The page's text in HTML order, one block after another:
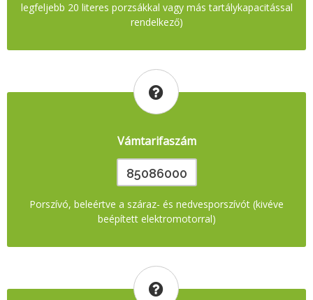
legfeljebb 20 literes porzsákkal vagy más tartálykapacitással
rendelkező)
Vámtarifaszám
85086000
Porszívó, beleértve a száraz- és nedvesporszívót (kivéve
beépített elektromotorral)